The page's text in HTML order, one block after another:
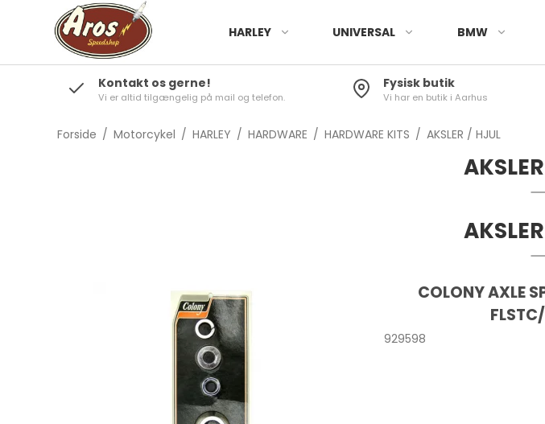
HARLEY UNIVERSAL BMW
Kontakt os gerne!
Vi er altid tilgængelig på mail og telefon.
Fysisk butik
Vi har en butik i Aarhus
Forside / Motorcykel / HARLEY / HARDWARE / HARDWARE KITS / AKSLER / HJUL
COLONY AXLE
929598